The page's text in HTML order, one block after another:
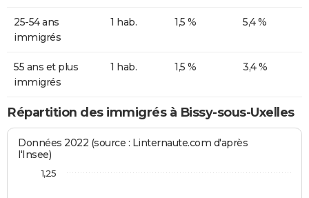
25-54 ans
immigrés
1 hab. 1,5 % 5,4 %
55 ans et plus
immigrés
1 hab. 1,5 % 3,4 %
Répartition des immigrés à Bissy-sous-Uxelles
Données 2022 (source : Linternaute.com d'après
l'Insee)
1,25